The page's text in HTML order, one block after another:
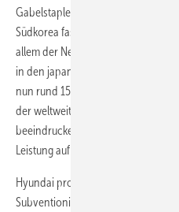
Gabelstapler, die in dem Land
Südkorea fast 10.400 Einheiten in
allem der Nexo von Hyundai.
in den japanischen Heimatmarkt
nun rund 15.600 Einheiten für den
der weltweiten
beeindruckender ist, dass rund
Leistung auf Asien entfielen.
Hyundai profitiert insbesondere
Subventionierung von